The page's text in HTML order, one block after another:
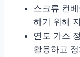
스크류 컨
하기 위해
연도 가스
활용하고